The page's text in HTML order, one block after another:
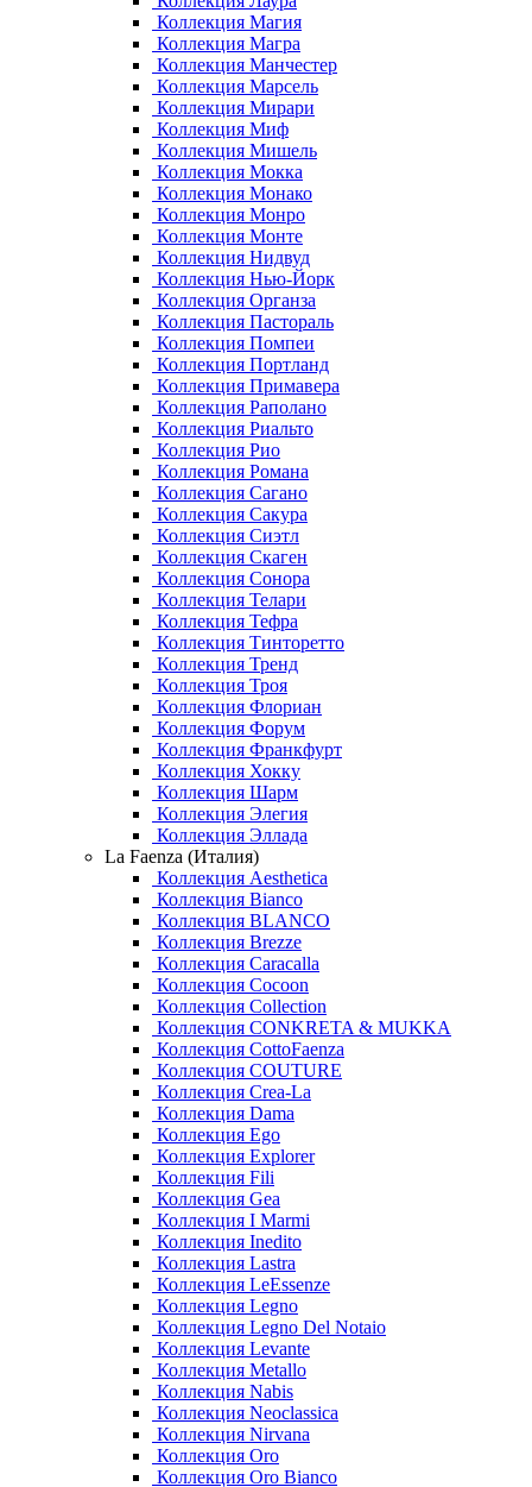
Коллекция Магия
Коллекция Магра
Коллекция Манчестер
Коллекция Марсель
Коллекция Мирари
Коллекция Миф
Коллекция Мишель
Коллекция Мокка
Коллекция Монако
Коллекция Монро
Коллекция Монте
Коллекция Нидвуд
Коллекция Нью-Йорк
Коллекция Органза
Коллекция Пастораль
Коллекция Помпеи
Коллекция Портланд
Коллекция Примавера
Коллекция Раполано
Коллекция Риальто
Коллекция Рио
Коллекция Романа
Коллекция Сагано
Коллекция Сакура
Коллекция Сиэтл
Коллекция Скаген
Коллекция Сонора
Коллекция Телари
Коллекция Тефра
Коллекция Тинторетто
Коллекция Тренд
Коллекция Троя
Коллекция Флориан
Коллекция Форум
Коллекция Франкфурт
Коллекция Хокку
Коллекция Шарм
Коллекция Элегия
Коллекция Эллада
La Faenza (Италия)
Коллекция Aesthetica
Коллекция Bianco
Коллекция BLANCO
Коллекция Brezze
Коллекция Caracalla
Коллекция Cocoon
Коллекция Collection
Коллекция CONKRETA & MUKKA
Коллекция CottoFaenza
Коллекция COUTURE
Коллекция Crea-La
Коллекция Dama
Коллекция Ego
Коллекция Explorer
Коллекция Fili
Коллекция Gea
Коллекция I Marmi
Коллекция Inedito
Коллекция Lastra
Коллекция LeEssenze
Коллекция Legno
Коллекция Legno Del Notaio
Коллекция Levante
Коллекция Metallo
Коллекция Nabis
Коллекция Neoclassica
Коллекция Nirvana
Коллекция Oro
Коллекция Oro Bianco